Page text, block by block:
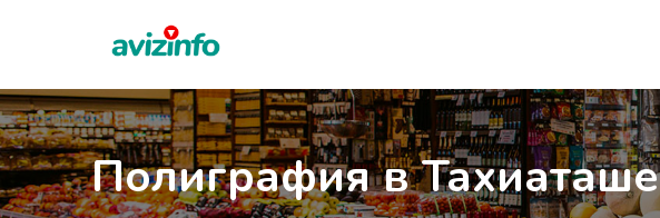
Полиграфия в Тахиаташе